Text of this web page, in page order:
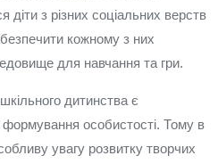
з різних соціальних верств
кожному з них
для навчання та гри.
дитинства є
особистості. Тому в
увагу розвитку творчих